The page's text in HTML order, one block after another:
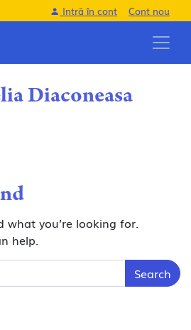
Intră în cont Cont nou
Diaconeasa
what you’re looking for.
help.